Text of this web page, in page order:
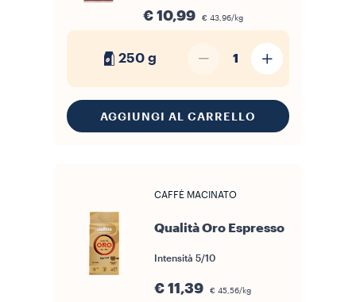
€ 10,99 € 43,96/kg
250 g 1
AGGIUNGI AL CARRELLO
CAFFÈ MACINATO
Qualità Oro Espresso
Intensità 5/10
€ 11,39 € 45,56/kg